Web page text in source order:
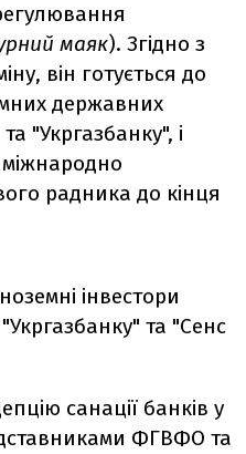
маяк). Згідно з
він готується до
державних
"Укргазбанку", і
радника до кінця
інвестори
та "Сенс
санації банків у
ФГВФО та